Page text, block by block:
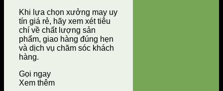
Khi lựa chọn xưởng may uy
tín giá rẻ, hãy xem xét tiêu
chí về chất lượng sản
phẩm, giao hàng đúng hẹn
và dịch vụ chăm sóc khách
hàng.
Gọi ngay
Xem thêm